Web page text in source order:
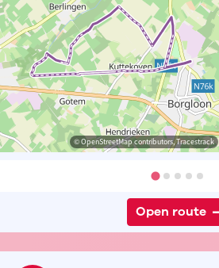
© OpenStreetMap contributors, Tracestrack
Open route